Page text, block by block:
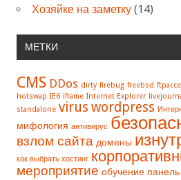
Хозяйке на заметку (14)
МЕТКИ
CMS DDos dirty firebug freebsd
hotswap IE6 iframe Internet Explorer
standalone virus wordpress
мифология антивирус
взлом сайта домены
как выбрать хостинг
мероприятие обучение